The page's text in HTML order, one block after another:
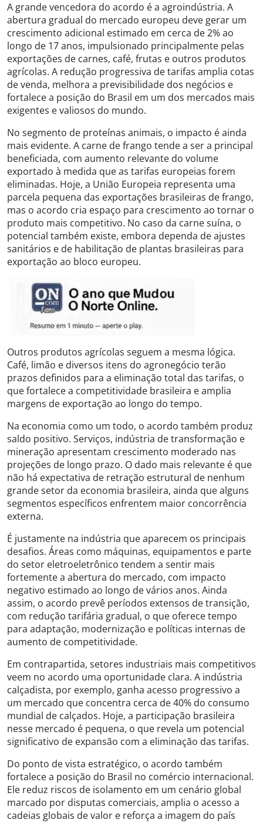
A grande vencedora do acordo é a agroindústria. A
abertura gradual do mercado europeu deve gerar um
crescimento adicional estimado em cerca de 2% ao
longo de 17 anos, impulsionado principalmente pelas
exportações de carnes, café, frutas e outros produtos
agrícolas. A redução progressiva de tarifas amplia cotas
de venda, melhora a previsibilidade dos negócios e
fortalece a posição do Brasil em um dos mercados mais
exigentes e valiosos do mundo.
No segmento de proteínas animais, o impacto é ainda
mais evidente. A carne de frango tende a ser a principal
beneficiada, com aumento relevante do volume
exportado à medida que as tarifas europeias forem
eliminadas. Hoje, a União Europeia representa uma
parcela pequena das exportações brasileiras de frango,
mas o acordo cria espaço para crescimento ao tornar o
produto mais competitivo. No caso da carne suína, o
potencial também existe, embora dependa de ajustes
sanitários e de habilitação de plantas brasileiras para
exportação ao bloco europeu.
Outros produtos agrícolas seguem a mesma lógica.
Café, limão e diversos itens do agronegócio terão
prazos definidos para a eliminação total das tarifas, o
que fortalece a competitividade brasileira e amplia
margens de exportação ao longo do tempo.
Na economia como um todo, o acordo também produz
saldo positivo. Serviços, indústria de transformação e
mineração apresentam crescimento moderado nas
projeções de longo prazo. O dado mais relevante é que
não há expectativa de retração estrutural de nenhum
grande setor da economia brasileira, ainda que alguns
segmentos específicos enfrentem maior concorrência
externa.
É justamente na indústria que aparecem os principais
desafios. Áreas como máquinas, equipamentos e parte
do setor eletroeletrônico tendem a sentir mais
fortemente a abertura do mercado, com impacto
negativo estimado ao longo de vários anos. Ainda
assim, o acordo prevê períodos extensos de transição,
com redução tarifária gradual, o que oferece tempo
para adaptação, modernização e políticas internas de
aumento de competitividade.
Em contrapartida, setores industriais mais competitivos
veem no acordo uma oportunidade clara. A indústria
calçadista, por exemplo, ganha acesso progressivo a
um mercado que concentra cerca de 40% do consumo
mundial de calçados. Hoje, a participação brasileira
nesse mercado é pequena, o que revela um potencial
significativo de expansão com a eliminação das tarifas.
Do ponto de vista estratégico, o acordo também
fortalece a posição do Brasil no comércio internacional.
Ele reduz riscos de isolamento em um cenário global
marcado por disputas comerciais, amplia o acesso a
cadeias globais de valor e reforça a imagem do país